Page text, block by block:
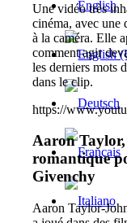
Une vidéo très
cinéma, avec une
à la caméra. Elle
comment agir
les derniers mots
dans le clip.
https://
Aaron
romantique
Givenchy
Aaron Taylor-